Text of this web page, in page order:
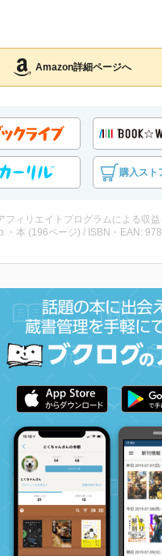
Amazon詳細ページへ
購入スト
フィリエイトプログラムによる収
・本 (196ページ) / ISBN・EAN: